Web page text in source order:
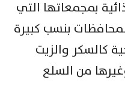
بمجمعاتها التي
‏بكل المحافظات بنسب كبيرة
كالسكر ‏والزيت
من السلع